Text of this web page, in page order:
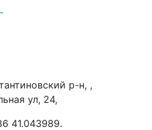
р-н, ,
ул, 24,
41.043989.